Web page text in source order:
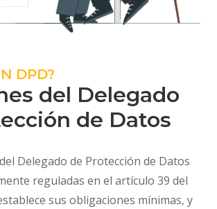
DPD?
del Delegado
de Datos
Delegado de Protección de Datos
reguladas en el artículo 39 del
sus obligaciones mínimas, y